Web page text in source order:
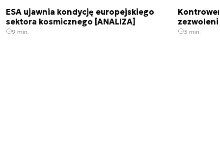
ESA ujawnia kondycję europejskiego
sektora kosmicznego [ANALIZA]
9 min. 3 min.